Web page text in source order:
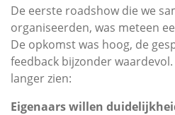
De eerste roadshow die we
organiseerden, was meteen
De opkomst was hoog, de
feedback bijzonder
langer zien:
Eigenaars willen